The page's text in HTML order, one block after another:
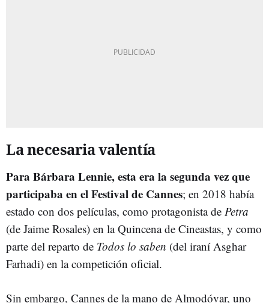
La necesaria valentía
Para Bárbara Lennie, esta era la segunda vez que
participaba en el Festival de Cannes; en 2018 había
estado con dos películas, como protagonista de Petra
(de Jaime Rosales) en la Quincena de Cineastas, y como
parte del reparto de Todos lo saben (del iraní Asghar
Farhadi) en la competición oficial.
Sin embargo, Cannes de la mano de Almodóvar, uno